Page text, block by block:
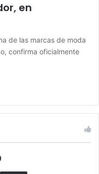
en
de las marcas de moda
confirma oficialmente